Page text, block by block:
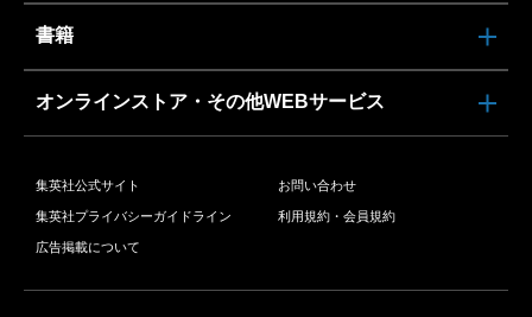
書籍
オンラインストア・その他WEBサービス
集英社公式サイト お問い合わせ
集英社プライバシーガイドライン 利用規約・会員規約
広告掲載について